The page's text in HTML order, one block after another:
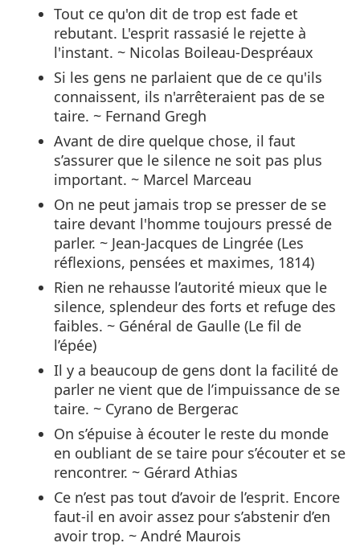
Tout ce qu'on dit de trop est fade et
rebutant. L'esprit rassasié le rejette à
l'instant. ~ Nicolas Boileau-Despréaux
Si les gens ne parlaient que de ce qu'ils
connaissent, ils n'arrêteraient pas de se
taire. ~ Fernand Gregh
Avant de dire quelque chose, il faut
s’assurer que le silence ne soit pas plus
important. ~ Marcel Marceau
On ne peut jamais trop se presser de se
taire devant l'homme toujours pressé de
parler. ~ Jean-Jacques de Lingrée (Les
réflexions, pensées et maximes, 1814)
Rien ne rehausse l’autorité mieux que le
silence, splendeur des forts et refuge des
faibles. ~ Général de Gaulle (Le fil de
l’épée)
Il y a beaucoup de gens dont la facilité de
parler ne vient que de l’impuissance de se
taire. ~ Cyrano de Bergerac
On s’épuise à écouter le reste du monde
en oubliant de se taire pour s’écouter et se
rencontrer. ~ Gérard Athias
Ce n’est pas tout d’avoir de l’esprit. Encore
faut-il en avoir assez pour s’abstenir d’en
avoir trop. ~ André Maurois